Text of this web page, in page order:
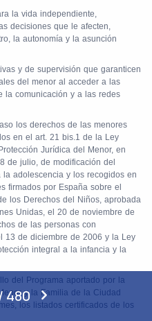
480
la vida independiente,
decisiones que le afecten,
la autonomía y la asunción
y de supervisión que garanticen
del menor al acceder a las
la comunicación y a las redes
los derechos de las menores
en el art. 21 bis.1 de la Ley
Jurídica del Menor, en
de julio, de modificación del
adolescencia y los recogidos en
firmados por España sobre el
los Derechos del Niños, aprobada
Unidas, el 20 de noviembre de
de las personas con
13 de diciembre de 2006 y la Ley
integral a la infancia y la
del Programa aportado por la
y la Familia de la Ciudad
los listados certificados de los